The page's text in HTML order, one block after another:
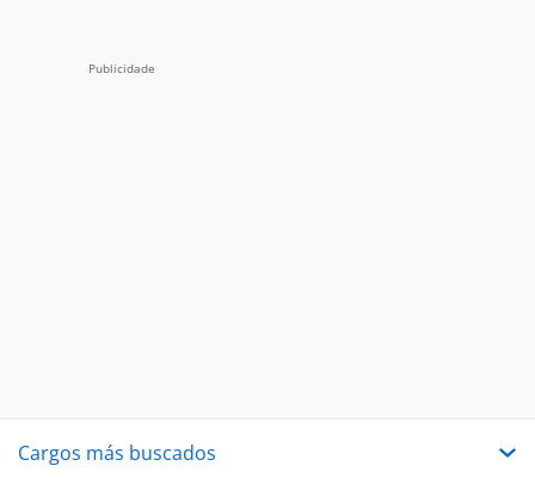
Cargos más buscados